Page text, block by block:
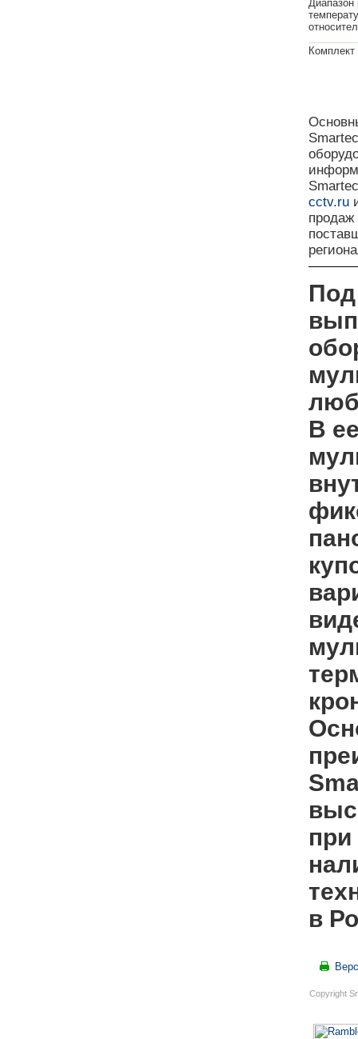
Диапазон
Комплект
cctv.ru
Под
В
при
в
Copyright